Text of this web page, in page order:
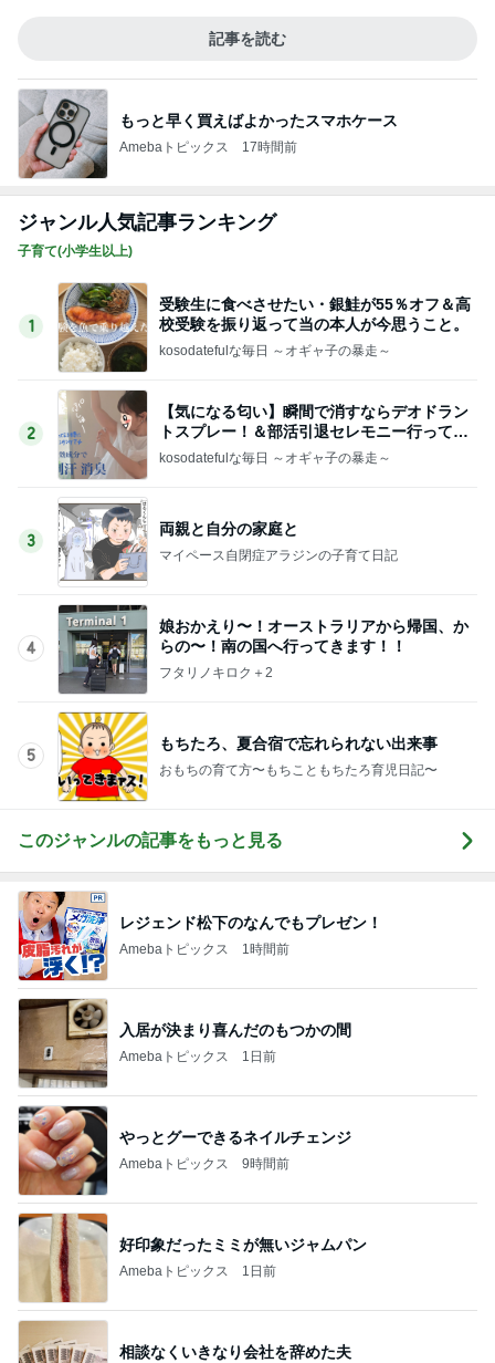
記事を読む
もっと早く買えばよかったスマホケース
Amebaトピックス 17時間前
ジャンル人気記事ランキング
子育て(小学生以上)
1
受験生に食べさせたい・銀鮭が55％オフ＆高
校受験を振り返って当の本人が今思うこと。
kosodatefulな毎日 ～オギャ子の暴走～
2
【気になる匂い】瞬間で消すならデオドラン
トスプレー！＆部活引退セレモニー行ってき
た
kosodatefulな毎日 ～オギャ子の暴走～
3
両親と自分の家庭と
マイペース自閉症アラジンの子育て日記
4
娘おかえり〜！オーストラリアから帰国、か
らの〜！南の国へ行ってきます！！
フタリノキロク＋2
5
もちたろ、夏合宿で忘れられない出来事
おもちの育て方〜もちこともちたろ育児日記〜
このジャンルの記事をもっと見る
レジェンド松下のなんでもプレゼン！
Amebaトピックス 1時間前
入居が決まり喜んだのもつかの間
Amebaトピックス 1日前
やっとグーできるネイルチェンジ
Amebaトピックス 9時間前
好印象だったミミが無いジャムパン
Amebaトピックス 1日前
相談なくいきなり会社を辞めた夫